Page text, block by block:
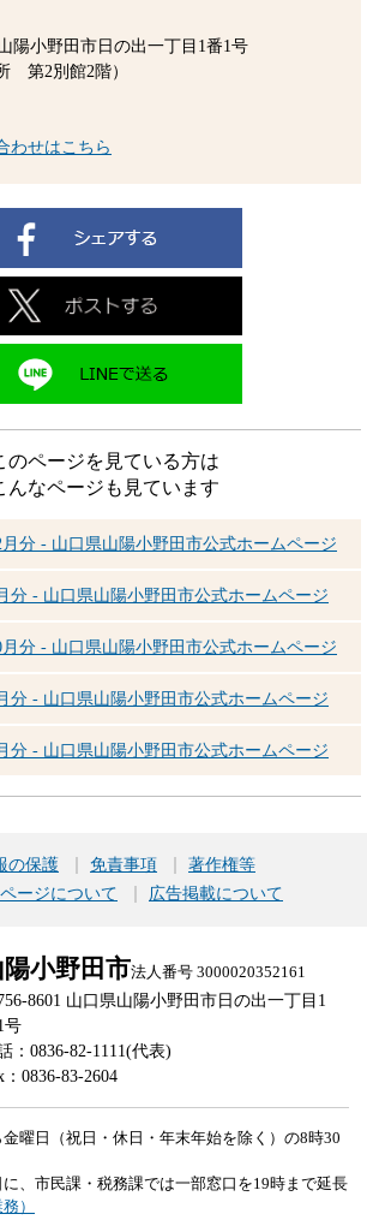
陽小野田市日の出一丁目1番1号
第2別館2階）
わせはこちら
のページを見ている方は
んなページも見ています
分 - 山口県山陽小野田市公式ホームページ
分 - 山口県山陽小野田市公式ホームページ
分 - 山口県山陽小野田市公式ホームページ
分 - 山口県山陽小野田市公式ホームページ
分 - 山口県山陽小野田市公式ホームページ
の保護 免責事項
著作権等
ージについて
広告掲載について
陽小野田市法人番号 3000020352161
8601 山口県山陽小野田市日の出一丁目1
号
：0836-82-1111(代表)
：0836-83-2604
曜日（祝日・休日・年末年始を除く）の8時30
、市民課・税務課では一部窓口を19時まで延長
）